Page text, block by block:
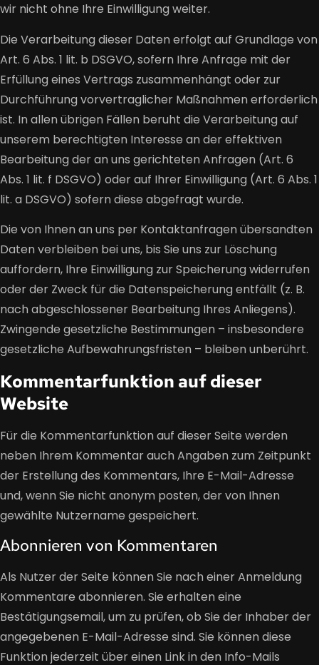
wir nicht ohne Ihre Einwilligung weiter.
Die Verarbeitung dieser Daten erfolgt auf Grundlage von
Art. 6 Abs. 1 lit. b DSGVO, sofern Ihre Anfrage mit der
Erfüllung eines Vertrags zusammenhängt oder zur
Durchführung vorvertraglicher Maßnahmen erforderlich
ist. In allen übrigen Fällen beruht die Verarbeitung auf
unserem berechtigten Interesse an der effektiven
Bearbeitung der an uns gerichteten Anfragen (Art. 6
Abs. 1 lit. f DSGVO) oder auf Ihrer Einwilligung (Art. 6 Abs. 1
lit. a DSGVO) sofern diese abgefragt wurde.
Die von Ihnen an uns per Kontaktanfragen übersandten
Daten verbleiben bei uns, bis Sie uns zur Löschung
auffordern, Ihre Einwilligung zur Speicherung widerrufen
oder der Zweck für die Datenspeicherung entfällt (z. B.
nach abgeschlossener Bearbeitung Ihres Anliegens).
Zwingende gesetzliche Bestimmungen – insbesondere
gesetzliche Aufbewahrungsfristen – bleiben unberührt.
Kommentar­funktion auf dieser
Website
Für die Kommentarfunktion auf dieser Seite werden
neben Ihrem Kommentar auch Angaben zum Zeitpunkt
der Erstellung des Kommentars, Ihre E-Mail-Adresse
und, wenn Sie nicht anonym posten, der von Ihnen
gewählte Nutzername gespeichert.
Abonnieren von Kommentaren
Als Nutzer der Seite können Sie nach einer Anmeldung
Kommentare abonnieren. Sie erhalten eine
Bestätigungsemail, um zu prüfen, ob Sie der Inhaber der
angegebenen E-Mail-Adresse sind. Sie können diese
Funktion jederzeit über einen Link in den Info-Mails